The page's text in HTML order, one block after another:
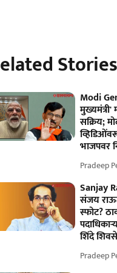
Stories
Modi
मुख्यमंत्री'
सक्रिय;
भाजपवर
Pradeep
Sanjay
संजय
स्फोट?
शिंदे
Pradeep